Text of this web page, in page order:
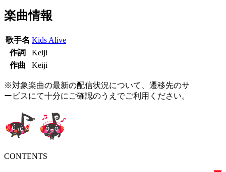
楽曲情報
歌手名 Kids Alive
作詞
Keiji
作曲
Keiji
※対象楽曲の最新の配信状況について、遷移先のサ
ービスにて十分にご確認のうえでご利用ください。
CONTENTS